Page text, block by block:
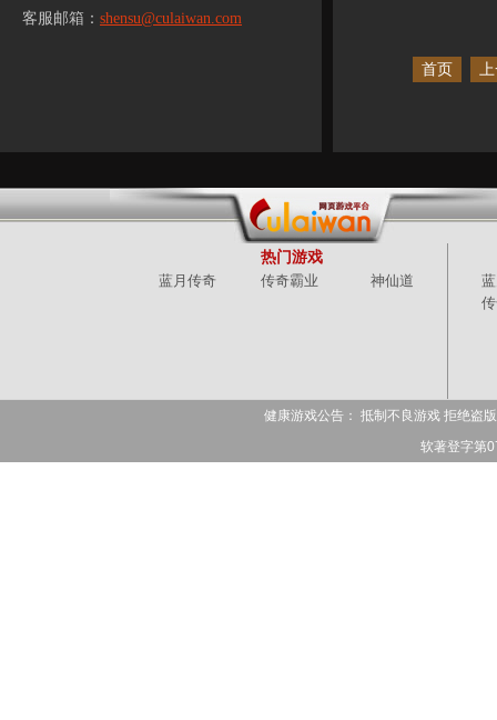
客服邮箱： shensu@culaiwan.com
首页
热门游戏
蓝月传奇 传奇霸业 神仙道
健康游戏公告： 抵制不良游戏 拒绝盗
软著登字第